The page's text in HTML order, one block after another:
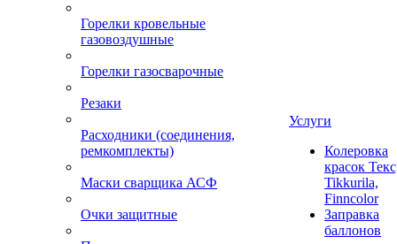
Горелки кровельные
газовоздушные
Горелки газосварочные
Резаки
Расходники (соединения,
ремкомплекты)
Маски сварщика АСФ
Очки защитные
Услуги
Колеровка
красок
Tikkurila,
Finncolor
Заправка
баллонов